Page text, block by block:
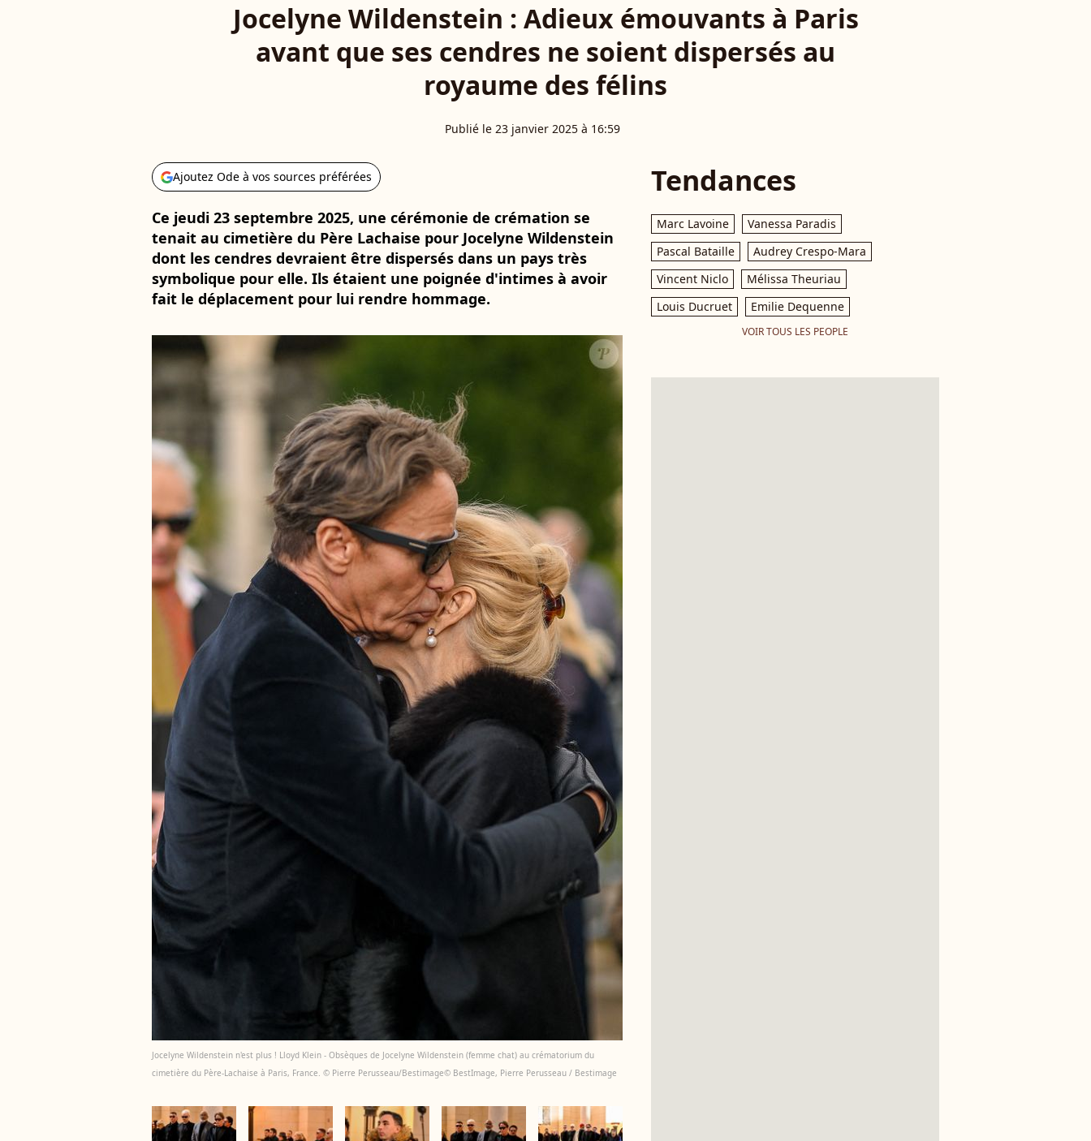
Jocelyne Wildenstein : Adieux émouvants à Paris
avant que ses cendres ne soient dispersés au
royaume des félins
Publié le 23 janvier 2025 à 16:59
Ajoutez Ode à vos sources préférées
Ce jeudi 23 septembre 2025, une cérémonie de crémation se
tenait au cimetière du Père Lachaise pour Jocelyne Wildenstein
dont les cendres devraient être dispersés dans un pays très
symbolique pour elle. Ils étaient une poignée d'intimes à avoir
fait le déplacement pour lui rendre hommage.
Jocelyne Wildenstein n'est plus ! Lloyd Klein - Obsèques de Jocelyne Wildenstein (femme chat) au crématorium du
cimetière du Père-Lachaise à Paris, France. © Pierre Perusseau/Bestimage© BestImage, Pierre Perusseau / Bestimage
Tendances
Marc Lavoine
Vanessa Paradis
Pascal Bataille
Audrey Crespo-Mara
Vincent Niclo
Mélissa Theuriau
Louis Ducruet
Emilie Dequenne
VOIR TOUS LES PEOPLE